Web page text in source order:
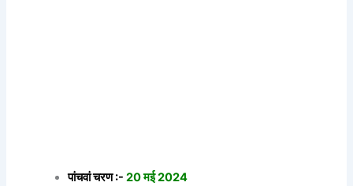
पांचवां चरण :-20 मई 2024